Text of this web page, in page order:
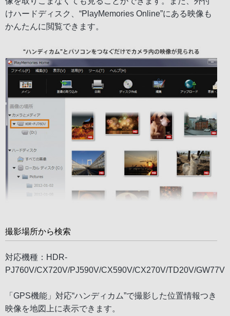
けハードディスク、“PlayMemories Online”にある映像も
かんたんに閲覧できます。
撮影場所から検索
対応機種：HDR-
PJ760V/CX720V/PJ590V/CX590V/CX270V/TD20V/GW77V
「GPS機能」対応“ハンディカム”で撮影した位置情報つき
映像を地図上に表示できます。